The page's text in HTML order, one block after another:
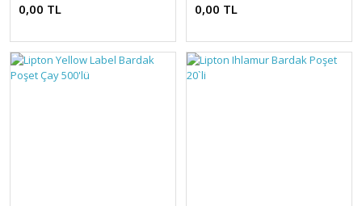
0,00 TL 0,00 TL